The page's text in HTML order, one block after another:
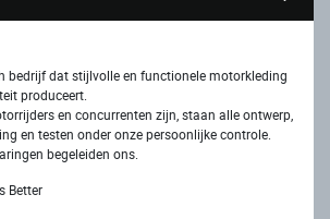
bedrijf dat stijlvolle en functionele motorkleding
produceert.
en concurrenten zijn, staan ​​alle ontwerp,
en testen onder onze persoonlijke controle.
begeleiden ons.
Better